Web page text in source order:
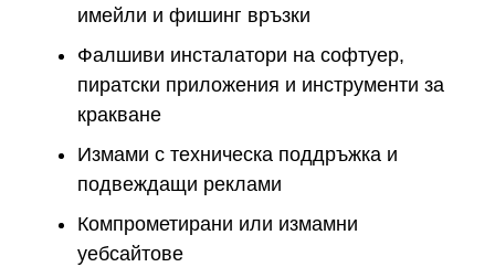
имейли и фишинг връзки
Фалшиви инсталатори на софтуер,
пиратски приложения и инструменти за
кракване
Измами с техническа поддръжка и
подвеждащи реклами
Компрометирани или измамни
уебсайтове